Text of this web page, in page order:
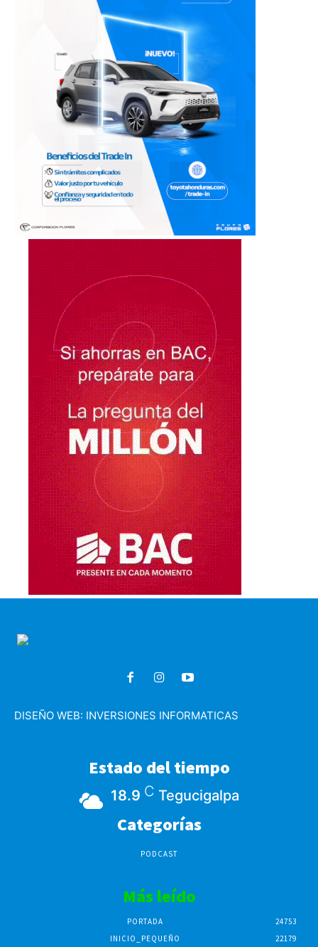
DISEÑO WEB: INVERSIONES INFORMATICAS
Estado del tiempo
18.9 C Tegucigalpa
Categorías
PODCAST
Más leído
PORTADA
24753
INICIO_PEQUEÑO
22179